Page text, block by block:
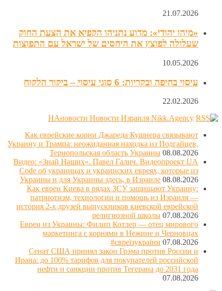
21.07.2026
«מיהו יהודי»: מדוע נתניהו הקפיא את הצעת החוק
שעלולה לפוצץ את היחסים של ישראל עם התפוצות
10.05.2026
עיסוי בחיפה ובקריות: 6 סוגי עיסוי – ביקור הלקוח
22.02.2026
НАновости Новости Израиля Nikk.Agency
Как еврейские корни Джареда Кушнера связывают
Украину и Трампа: неожиданная находка из Подгайцев,
Тернопольская область Украины 08.08.2026
Видео: «Знай Наших». Павел Галич. Видеопроект UA
Code об украинцах и украинских евреях, которые из
Украины и для Украины здесь, в Израиле 08.08.2026
Как евреи Киева в рядах ЗСУ защищают Украину:
патриотизм, технологии и помощь из Израиля —
история 2-х друзей выпускников киевской еврейской
религиозной школы 07.08.2026
Евреи из Украины: Филип Котлер — отец мирового
маркетинга с корнями в Нежине и Черновцах
#євреїзукраїни 07.08.2026
Сенат США принял закон Грэма против России и
Ирана: до 100% тарифов для покупателей российской
нефти и санкции против Тегерана до 2031 года
07.08.2026